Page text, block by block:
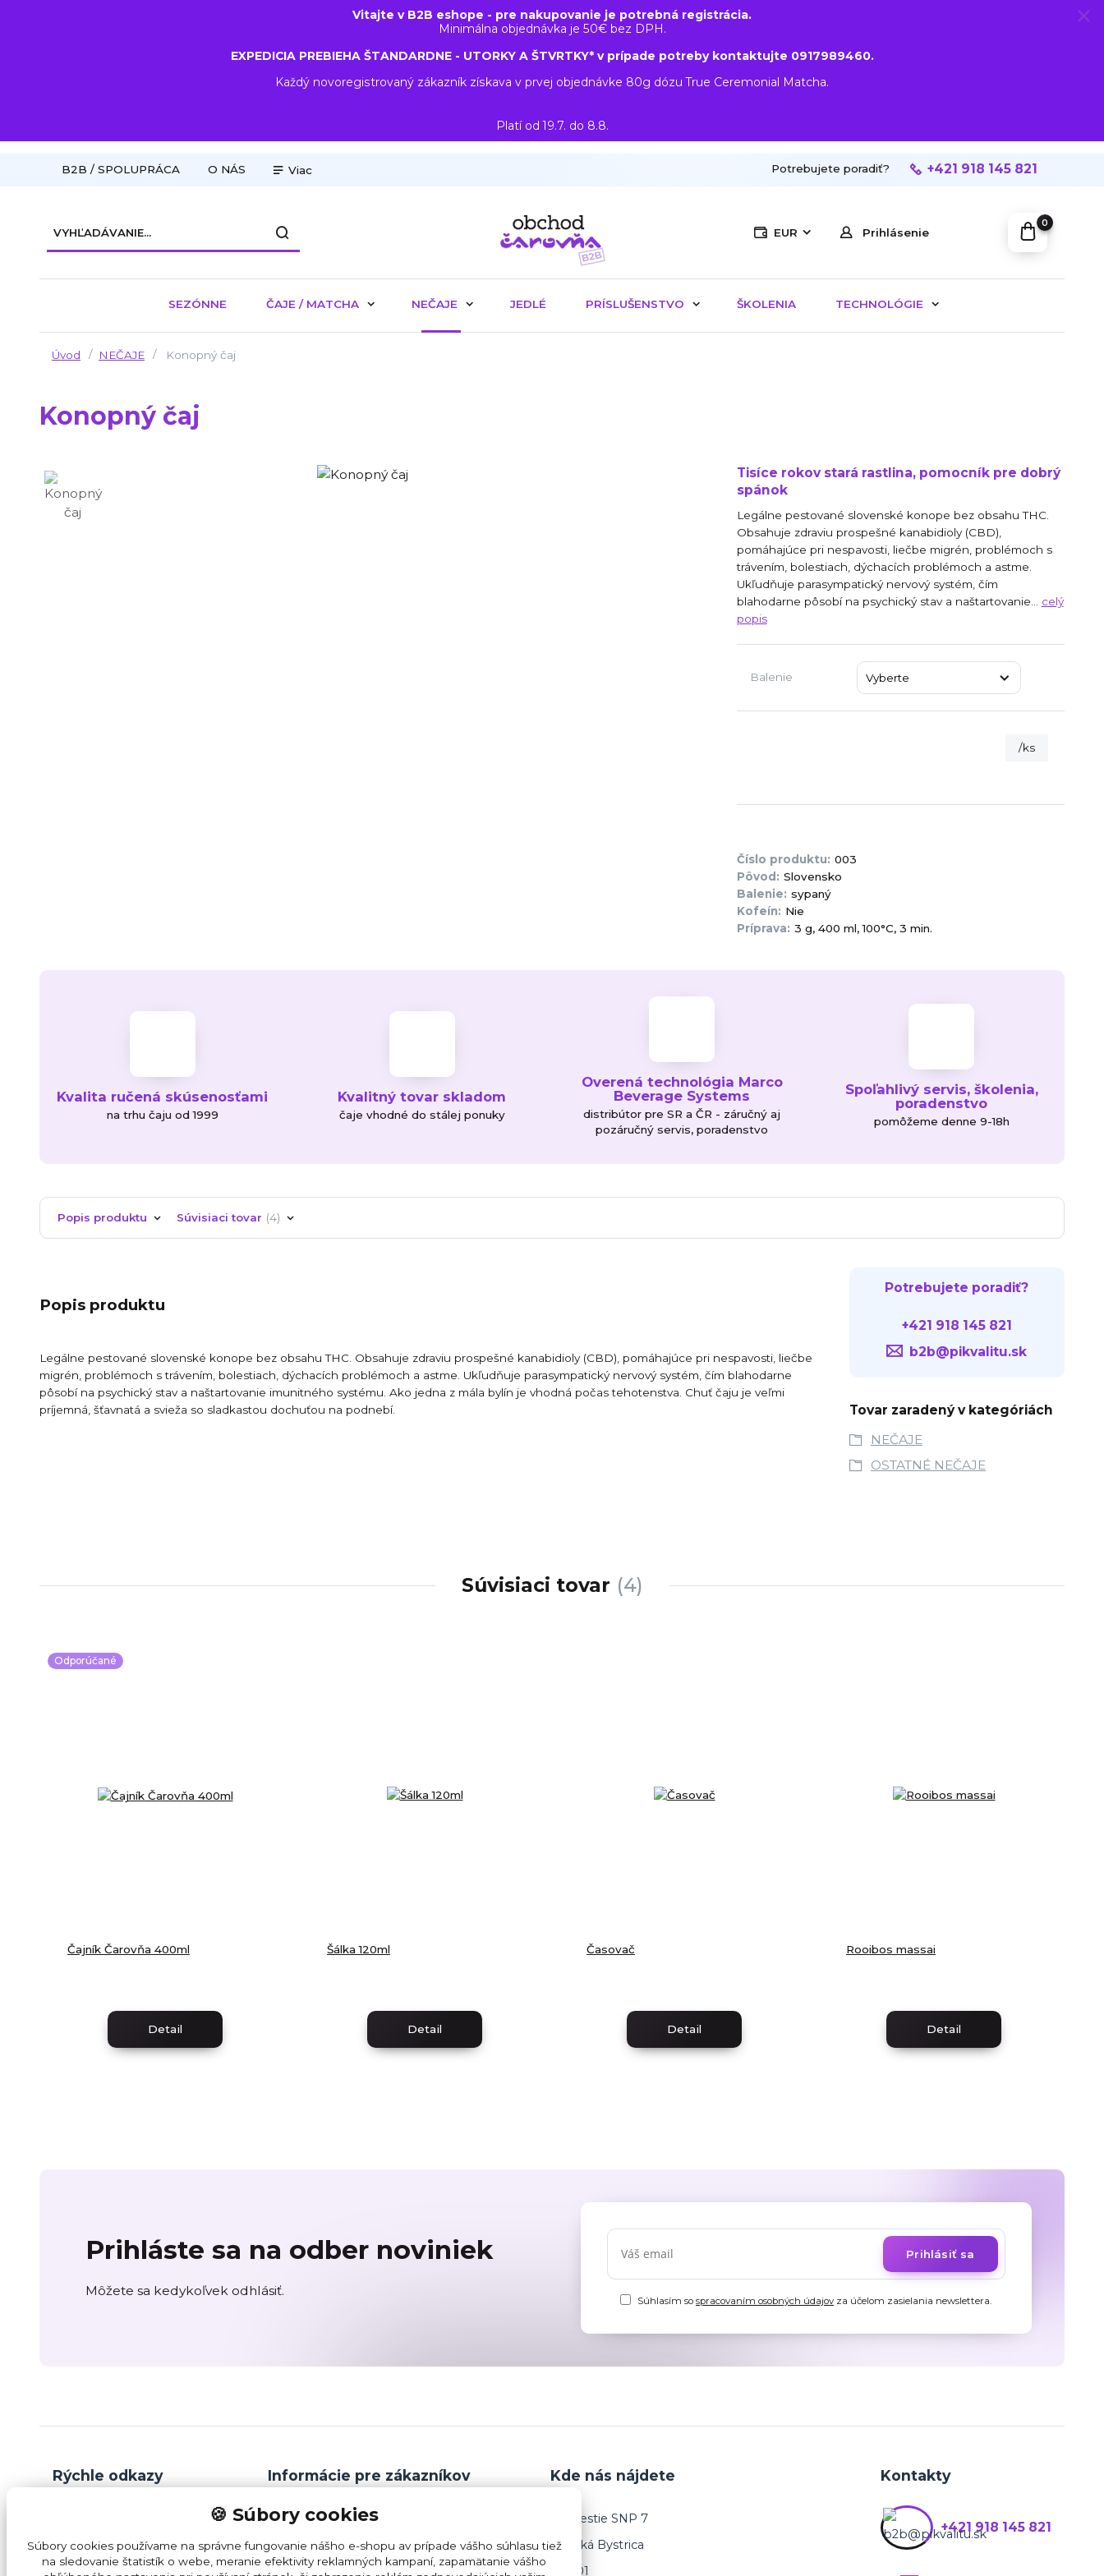
Vitajte v B2B eshope - pre nakupovanie je potrebná registrácia.
Minimálna objednávka je 50€ bez DPH.
EXPEDICIA PREBIEHA ŠTANDARDNE - UTORKY A ŠTVRTKY* v prípade potreby kontaktujte 0917989460.
Každý novoregistrovaný zákazník získava v prvej objednávke 80g dózu True Ceremonial Matcha.
Platí od 19.7. do 8.8.
B2B / SPOLUPRÁCA O NÁS Viac
EUR Prihlásenie
Potrebujete poradiť? +421 918 145 821
0
SEZÓNNE ČAJE / MATCHA NEČAJE JEDLÉ PRÍSLUŠENSTVO ŠKOLENIA TECHNOLÓGIE
Úvod NEČAJE Konopný čaj
Konopný čaj
Tisíce rokov stará rastlina, pomocník pre dobrý
spánok
Legálne pestované slovenské konope bez obsahu THC.
Obsahuje zdraviu prospešné kanabidioly (CBD),
pomáhajúce pri nespavosti, liečbe migrén, problémoch s
trávením, bolestiach, dýchacích problémoch a astme.
Ukľudňuje parasympatický nervový systém, čím
blahodarne pôsobí na psychický stav a naštartovanie... celý
popis
Balenie
/ks
Číslo produktu: 003
Pôvod: Slovensko
Balenie: sypaný
Kofeín: Nie
Príprava: 3 g, 400 ml, 100°C, 3 min.
Kvalita ručená skúsenosťami
na trhu čaju od 1999
Kvalitný tovar skladom
čaje vhodné do stálej ponuky
Overená technológia Marco
Beverage Systems
distribútor pre SR a ČR - záručný aj
pozáručný servis, poradenstvo
Spoľahlivý servis, školenia,
poradenstvo
pomôžeme denne 9-18h
Popis produktu Súvisiaci tovar 4
Popis produktu
Legálne pestované slovenské konope bez obsahu THC. Obsahuje zdraviu prospešné kanabidioly (CBD), pomáhajúce pri nespavosti, liečbe
migrén, problémoch s trávením, bolestiach, dýchacích problémoch a astme. Ukľudňuje parasympatický nervový systém, čím blahodarne
pôsobí na psychický stav a naštartovanie imunitného systému. Ako jedna z mála bylín je vhodná počas tehotenstva. Chuť čaju je veľmi
príjemná, šťavnatá a svieža so sladkastou dochuťou na podnebí.
Potrebujete poradiť?
+421 918 145 821
b2b@pikvalitu.sk
Tovar zaradený v kategóriách
NEČAJE
OSTATNÉ NEČAJE
Súvisiaci tovar 4
Odporúčané
Čajník Čarovňa 400ml
Detail
Šálka 120ml
Detail
Časovač
Detail
Rooibos massai
Detail
Prihláste sa na odber noviniek
Môžete sa kedykoľvek odhlásiť.
Prihlásiť sa
Súhlasím sospracovaním osobných údajov za účelom zasielania newslettera.
Rýchle odkazy
PREVÁDZKY
Informácie pre zákazníkov
OBCHODNÉ PODMIENKY
REKLAMAČNÝ PORIADOK
Kde nás nájdete
Námestie SNP 7
Banská Bystrica
974 01
Kontakty
+421 918 145 821
🍪 Súbory cookies
Súbory cookies používame na správne fungovanie nášho e-shopu av prípade vášho súhlasu tiež
na sledovanie štatistík o webe, meranie efektivity reklamných kampaní, zapamätanie vášho